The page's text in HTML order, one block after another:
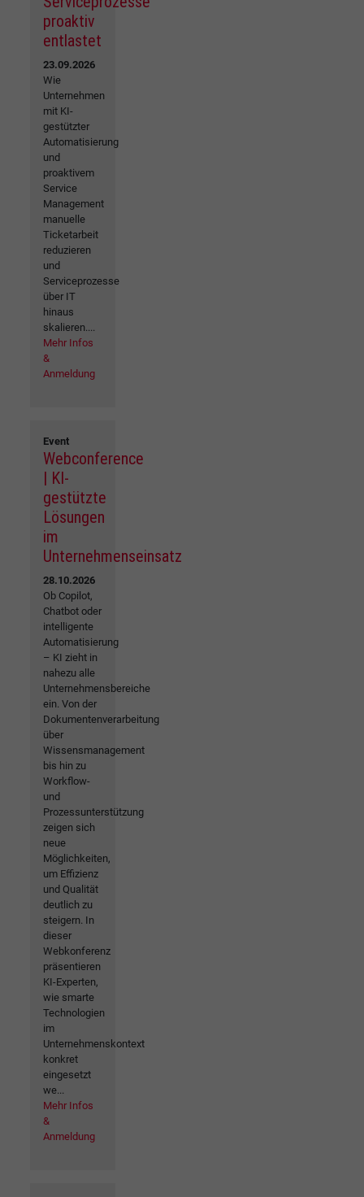
proaktiv
entlastet
23.09.2026
Wie
Unternehmen
mit KI-
gestützter
Automatisierung
und
proaktivem
Service
Management
manuelle
Ticketarbeit
reduzieren
und
Serviceprozesse
über IT
hinaus
skalieren....
Mehr Infos
&
Anmeldung
Event
Webconference
| KI-
gestützte
Lösungen
im
Unternehmenseinsatz
28.10.2026
Ob Copilot,
Chatbot oder
intelligente
Automatisierung
– KI zieht in
nahezu alle
Unternehmensbereiche
ein. Von der
Dokumentenverarbeitung
über
Wissensmanagement
bis hin zu
Workflow-
und
Prozessunterstützung
zeigen sich
neue
Möglichkeiten,
um Effizienz
und Qualität
deutlich zu
steigern. In
dieser
Webkonferenz
präsentieren
KI-Experten,
wie smarte
Technologien
im
Unternehmenskontext
konkret
eingesetzt
we...
Mehr Infos
&
Anmeldung